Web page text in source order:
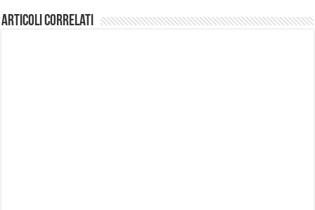
Articoli correlati